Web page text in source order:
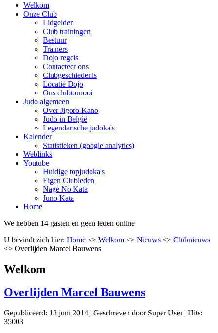
Welkom
Onze Club
Lidgelden
Club trainingen
Bestuur
Trainers
Dojo regels
Contacteer ons
Clubgeschiedenis
Locatie Dojo
Ons clubtornooi
Judo algemeen
Over Jigoro Kano
Judo in België
Legendarische judoka's
Kalender
Statistieken (google analytics)
Weblinks
Youtube
Huidige topjudoka's
Eigen Clubleden
Nage No Kata
Juno Kata
Home
We hebben 14 gasten en geen leden online
U bevindt zich hier: Home <> Welkom <> Nieuws <> Clubnieuws
<> Overlijden Marcel Bauwens
Welkom
Overlijden Marcel Bauwens
Gepubliceerd: 18 juni 2014 | Geschreven door Super User| Hits:
35003